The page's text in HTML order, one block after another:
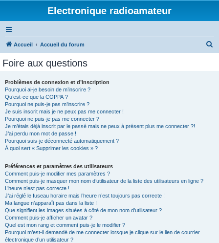
Electronique radioamateur
Accueil Accueil du forum
Foire aux questions
Problèmes de connexion et d’inscription
Pourquoi ai-je besoin de m’inscrire ?
Qu’est-ce que la COPPA ?
Pourquoi ne puis-je pas m’inscrire ?
Je suis inscrit mais je ne peux pas me connecter !
Pourquoi ne puis-je pas me connecter ?
Je m’étais déjà inscrit par le passé mais ne peux à présent plus me connecter ?!
J’ai perdu mon mot de passe !
Pourquoi suis-je déconnecté automatiquement ?
À quoi sert « Supprimer les cookies » ?
Préférences et paramètres des utilisateurs
Comment puis-je modifier mes paramètres ?
Comment puis-je masquer mon nom d’utilisateur de la liste des utilisateurs en ligne ?
L’heure n’est pas correcte !
J’ai réglé le fuseau horaire mais l’heure n’est toujours pas correcte !
Ma langue n’apparaît pas dans la liste !
Que signifient les images situées à côté de mon nom d’utilisateur ?
Comment puis-je afficher un avatar ?
Quel est mon rang et comment puis-je le modifier ?
Pourquoi m’est-il demandé de me connecter lorsque je clique sur le lien de courrier
électronique d’un utilisateur ?